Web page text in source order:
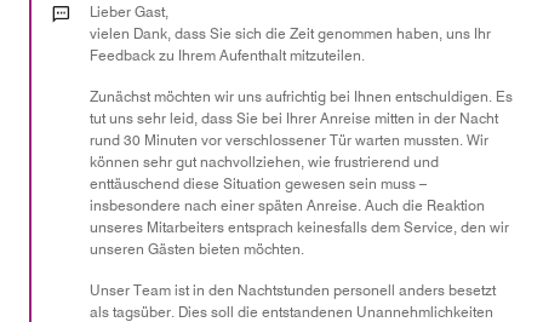
out
Lieber Gast,
vielen Dank, dass Sie sich die Zeit genommen haben, uns Ihr
Feedback zu Ihrem Aufenthalt mitzuteilen.
Zunächst möchten wir uns aufrichtig bei Ihnen entschuldigen. Es
tut uns sehr leid, dass Sie bei Ihrer Anreise mitten in der Nacht
rund 30 Minuten vor verschlossener Tür warten mussten. Wir
können sehr gut nachvollziehen, wie frustrierend und
enttäuschend diese Situation gewesen sein muss –
insbesondere nach einer späten Anreise. Auch die Reaktion
unseres Mitarbeiters entsprach keinesfalls dem Service, den wir
unseren Gästen bieten möchten.
Unser Team ist in den Nachtstunden personell anders besetzt
als tagsüber. Dies soll die entstandenen Unannehmlichkeiten